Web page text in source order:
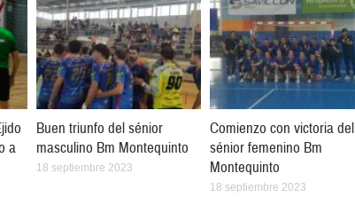
a
Buen triunfo del sénior
masculino Bm Montequinto
18 septiembre 2023
Comienzo con victoria del
sénior femenino Bm
Montequinto
18 septiembre 2023